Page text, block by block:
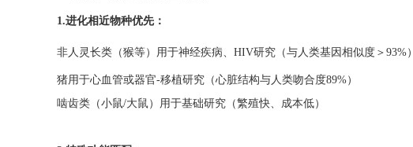
1.进化相近物种优先：
非人灵长类（猴等）用于神经疾病、HIV研究（与人类基因相似度＞93%）
猪用于心血管或器官-移植研究（心脏结构与人类吻合度89%）
啮齿类（小鼠/大鼠）用于基础研究（繁殖快、成本低）